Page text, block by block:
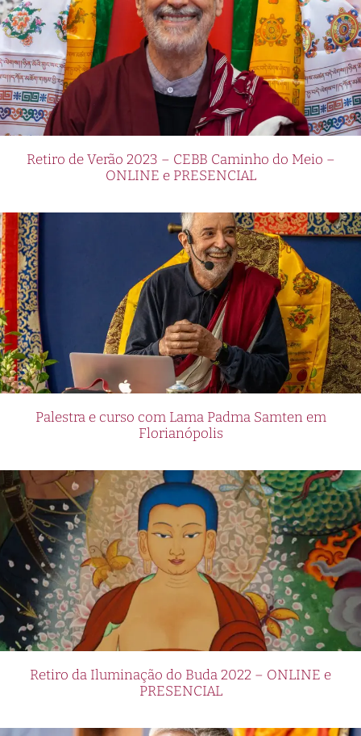
Retiro de Verão 2023 – CEBB Caminho do Meio –
ONLINE e PRESENCIAL
Palestra e curso com Lama Padma Samten em
Florianópolis
Retiro da Iluminação do Buda 2022 – ONLINE e
PRESENCIAL